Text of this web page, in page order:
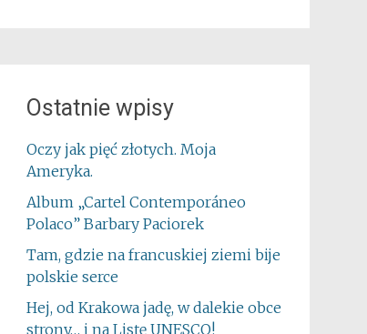
Ostatnie wpisy
Oczy jak pięć złotych. Moja
Ameryka.
Album „Cartel Contemporáneo
Polaco” Barbary Paciorek
Tam, gdzie na francuskiej ziemi bije
polskie serce
Hej, od Krakowa jadę, w dalekie obce
strony… i na Listę UNESCO!